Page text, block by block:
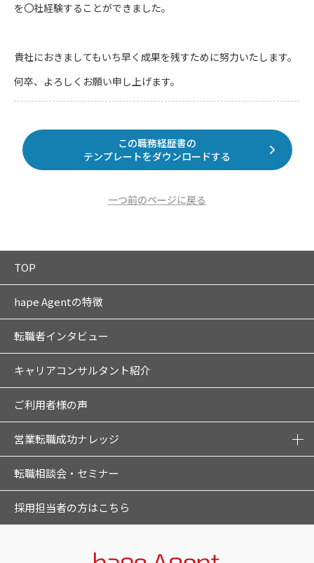
を〇社経験することができました。
貴社におきましてもいち早く成果を残すために努力いたします。
何卒、よろしくお願い申し上げます。
この職務経歴書の
テンプレートをダウンロードする
一つ前のページに戻る
TOP
hape Agentの特徴
転職者インタビュー
キャリアコンサルタント紹介
ご利用者様の声
営業転職成功ナレッジ
転職相談会・セミナー
採用担当者の方はこちら